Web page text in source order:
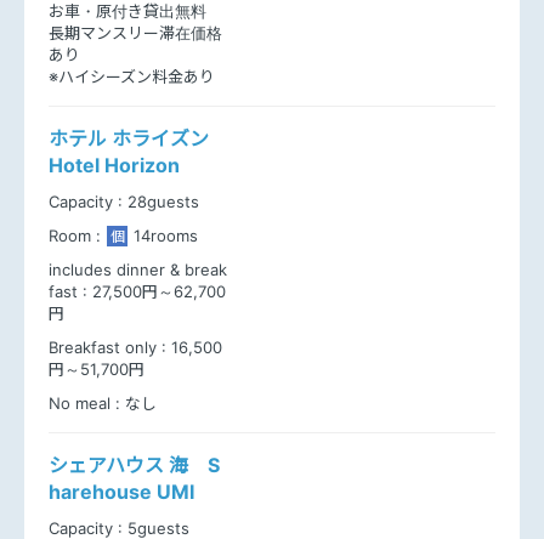
お車・原付き貸出無料
長期マンスリー滞在価格
あり
※ハイシーズン料金あり
ホテル ホライズン
Hotel Horizon
Capacity : 28guests
Room : 個 14rooms
includes dinner & break
fast : 27,500円～62,700
円
Breakfast only : 16,500
円～51,700円
No meal : なし
シェアハウス 海 S
harehouse UMI
Capacity : 5guests